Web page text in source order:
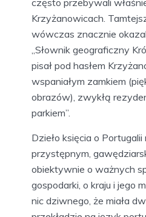
często przebywali
Krzyżanowicach.
wówczas znacznie
„Słownik geograficzny
pisał pod hasłem
wspaniałym zamkiem
obrazów), zwykłą
parkiem”.
Dzieło księcia o
przystępnym,
obiektywnie o ważnych
gospodarki, o kraju i jego
nic dziwnego, że miała